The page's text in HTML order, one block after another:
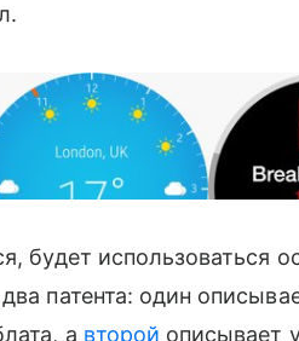
будет использоваться
патента: один
а второй описывает